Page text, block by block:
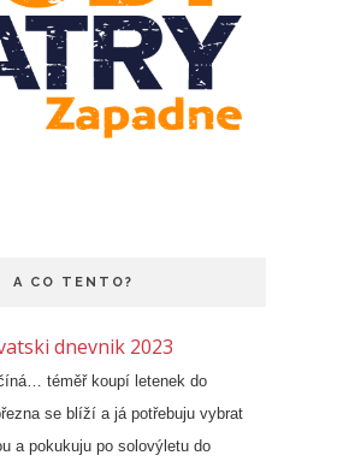
A CO TENTO?
dnevnik 2023
téměř koupí letenek do
se blíží a já potřebuju vybrat
a pokukuju po solovýletu do